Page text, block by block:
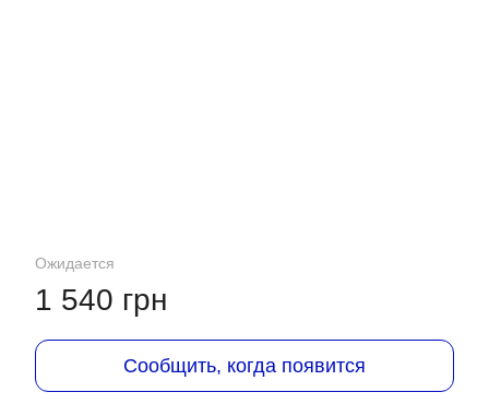
Ожидается
1 540 грн
Сообщить, когда появится